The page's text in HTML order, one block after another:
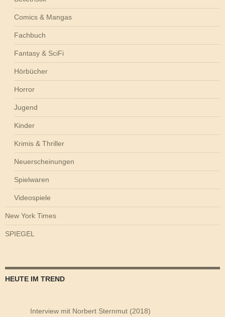
Comics & Mangas
Fachbuch
Fantasy & SciFi
Hörbücher
Horror
Jugend
Kinder
Krimis & Thriller
Neuerscheinungen
Spielwaren
Videospiele
New York Times
SPIEGEL
HEUTE IM TREND
Interview mit Norbert Sternmut (2018)